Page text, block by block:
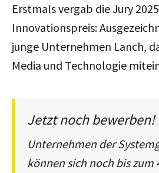
Erstmals vergab die Jury
Innovationspreis:
junge Unternehmen Lanch,
Media und Technologie
Jetzt noch bewerben!
Unternehmen der
können sich noch bis zum